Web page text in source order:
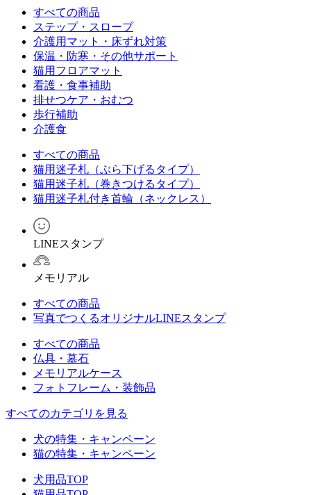
すべての商品
ステップ・スロープ
介護用マット・床ずれ対策
保温・防寒・その他サポート
猫用フロアマット
看護・食事補助
排せつケア・おむつ
歩行補助
介護食
すべての商品
猫用迷子札（ぶら下げるタイプ）
猫用迷子札（巻きつけるタイプ）
猫用迷子札付き首輪（ネックレス）
LINEスタンプ
メモリアル
すべての商品
写真でつくるオリジナルLINEスタンプ
すべての商品
仏具・墓石
メモリアルケース
フォトフレーム・装飾品
すべてのカテゴリを見る
犬の特集・キャンペーン
猫の特集・キャンペーン
犬用品TOP